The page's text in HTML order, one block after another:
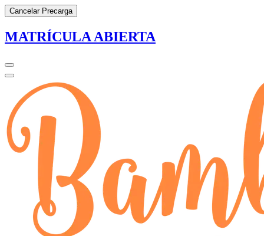
Cancelar Precarga
MATRÍCULA ABIERTA